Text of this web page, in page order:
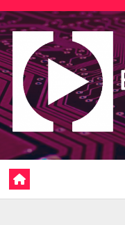
Saltar
al
contenido